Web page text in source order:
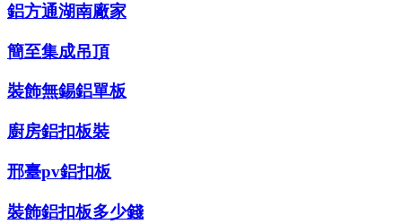
鋁方通湖南廠家
簡至集成吊頂
裝飾無錫鋁單板
廚房鋁扣板裝
邢臺pv鋁扣板
裝飾鋁扣板多少錢